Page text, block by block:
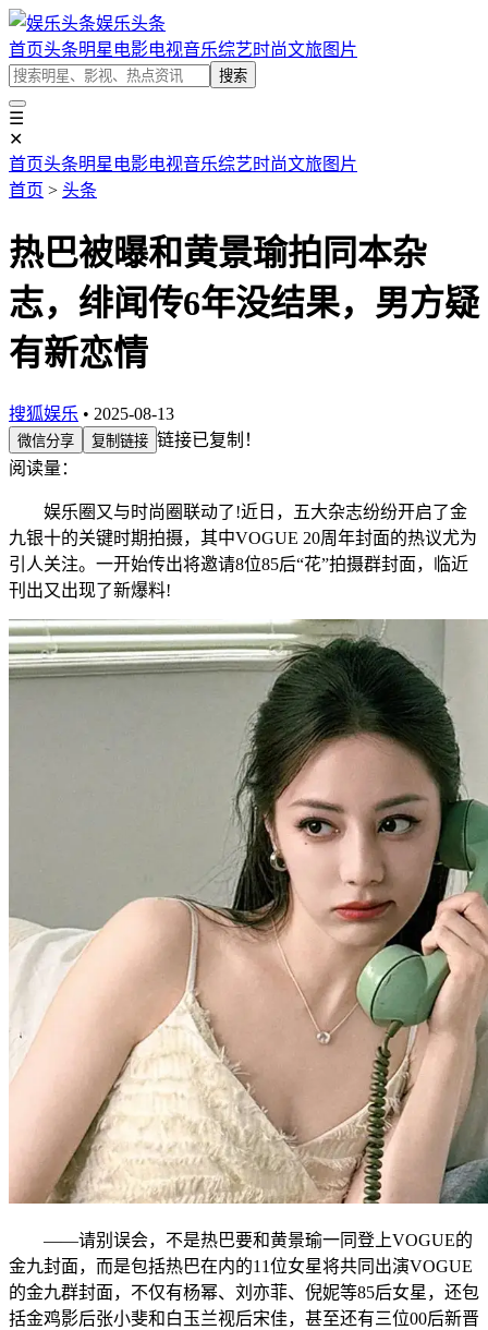
娱乐头条
首页头条明星 电影电视音乐综艺时尚文旅图片
搜索
☰
✕
首页头条明星 电影电视音乐综艺时尚文旅图片
首页 > 头条
热巴被曝和黄景瑜拍同本杂
志，绯闻传6年没结果，男方疑
有新恋情
搜狐娱乐 • 2025-08-13
微信分享 复制链接 链接已复制！
阅读量：
娱乐圈又与时尚圈联动了!近日，五大杂志纷纷开启了金
九银十的关键时期拍摄，其中VOGUE 20周年封面的热议尤为
引人关注。一开始传出将邀请8位85后“花”拍摄群封面，临近
刊出又出现了新爆料!
——请别误会，不是热巴要和黄景瑜一同登上VOGUE的
金九封面，而是包括热巴在内的11位女星将共同出演VOGUE
的金九群封面，不仅有杨幂、刘亦菲、倪妮等85后女星，还包
括金鸡影后张小斐和白玉兰视后宋佳，甚至还有三位00后新晋